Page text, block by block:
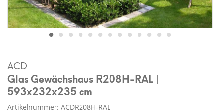
ACD
Glas Gewächshaus R208H-RAL |
593x232x235 cm
Artikelnummer: ACDR208H-RAL